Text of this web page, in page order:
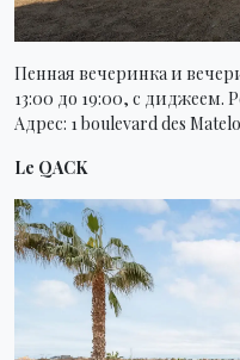
Пенная вечеринка и
13:00 до 19:00, с диджеем.
Адрес: 1 boulevard des
Le QACK